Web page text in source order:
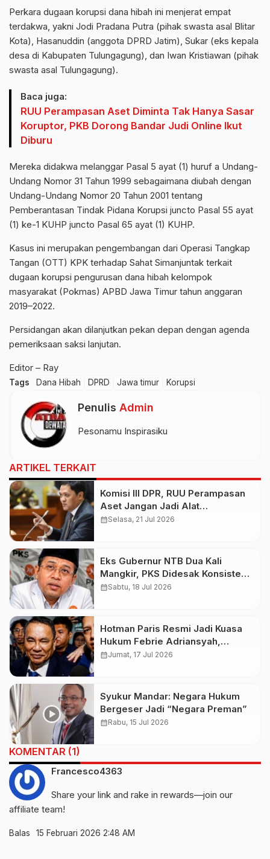
Perkara dugaan korupsi dana hibah ini menjerat empat
terdakwa, yakni Jodi Pradana Putra (pihak swasta asal Blitar
Kota), Hasanuddin (anggota DPRD Jatim), Sukar (eks kepala
desa di Kabupaten Tulungagung), dan Iwan Kristiawan (pihak
swasta asal Tulungagung).
Baca juga:
RUU Perampasan Aset Diminta Tak Hanya Sasar
Koruptor, PKB Dorong Bandar Judi Online Ikut
Diburu
Mereka didakwa melanggar Pasal 5 ayat (1) huruf a Undang-
Undang Nomor 31 Tahun 1999 sebagaimana diubah dengan
Undang-Undang Nomor 20 Tahun 2001 tentang
Pemberantasan Tindak Pidana Korupsi juncto Pasal 55 ayat
(1) ke-1 KUHP juncto Pasal 65 ayat (1) KUHP.
Kasus ini merupakan pengembangan dari Operasi Tangkap
Tangan (OTT) KPK terhadap Sahat Simanjuntak terkait
dugaan korupsi pengurusan dana hibah kelompok
masyarakat (Pokmas) APBD Jawa Timur tahun anggaran
2019–2022.
Persidangan akan dilanjutkan pekan depan dengan agenda
pemeriksaan saksi lanjutan.
Editor – Ray
Tags Dana Hibah DPRD Jawa timur Korupsi
Penulis Admin
Pesonamu Inspirasiku
ARTIKEL TERKAIT
Komisi III DPR, RUU Perampasan
Aset Jangan Jadi Alat
“Perampokan” oleh Aparat Korup
calendar_monthSelasa, 21 Jul 2026
Eks Gubernur NTB Dua Kali
Mangkir, PKS Didesak Konsisten
Soal Antikorupsi
calendar_monthSabtu, 18 Jul 2026
Hotman Paris Resmi Jadi Kuasa
Hukum Febrie Adriansyah,
Kejagung Terbitkan 3 Sprindik
calendar_monthJumat, 17 Jul 2026
Syukur Mandar: Negara Hukum
Bergeser Jadi “Negara Preman”
calendar_monthRabu, 15 Jul 2026
KOMENTAR (1)
Francesco4363
Share your link and rake in rewards—join our
affiliate team!
Balas 15 Februari 2026 2:48 AM